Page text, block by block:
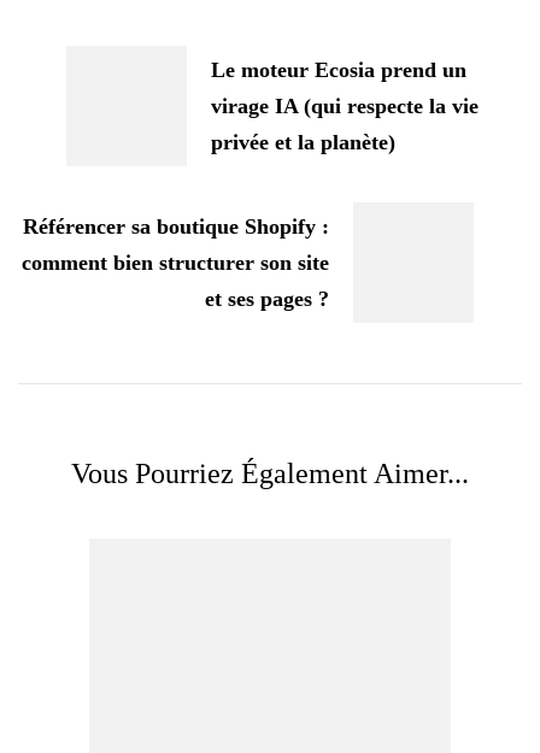
Le moteur Ecosia prend un
virage IA (qui respecte la vie
privée et la planète)
Référencer sa boutique Shopify :
comment bien structurer son site
et ses pages ?
Vous Pourriez Également Aimer...